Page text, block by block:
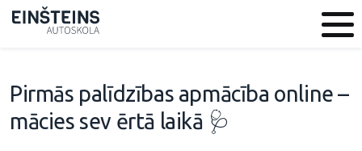
Pirmās palīdzības apmācība online –
mācies sev ērtā laikā 🩺